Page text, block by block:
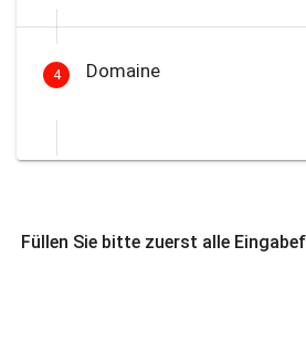
4 Domaine
Füllen Sie bitte zuerst alle